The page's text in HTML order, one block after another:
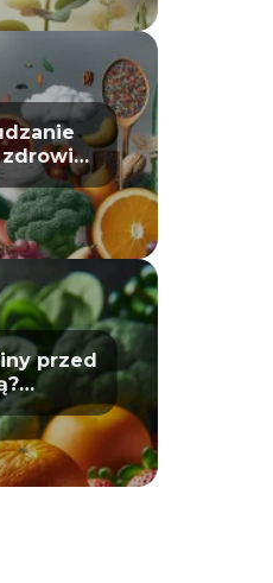
zdrowie
mit czy
przed
do